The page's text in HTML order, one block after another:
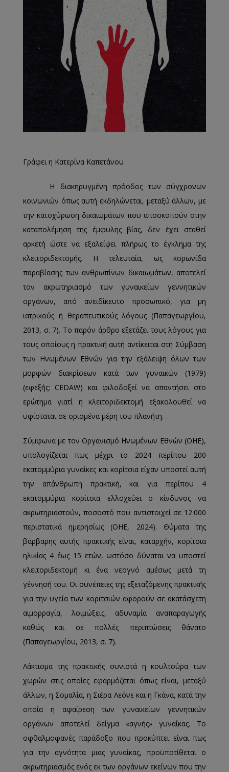
Γράφει η Κατερίνα Καπετάνου
Η διακηρυγμένη πρόοδος των σύγχρονων
κοινωνιών όπως αυτή εκδηλώνεται, μεταξύ άλλων, με
την κατοχύρωση δικαιωμάτων που αποσκοπούν στην
καταπολέμηση της έμφυλης βίας, δεν έχει σταθεί
αρκετή ώστε να εξαλείψει πλήρως το έγκλημα της
κλειτοριδεκτομής. Η τελευταία, ως κορωνίδα
παραβίασης των ανθρωπίνων δικαιωμάτων, αποτελεί
τον ακρωτηριασμό των γυναικείων γεννητικών
οργάνων, από ανειδίκευτο προσωπικό, για μη
ιατρικούς ή θεραπευτικούς λόγους (Παπαγεωργίου,
2013, σ. 7). Το παρόν άρθρο εξετάζει τους λόγους για
τους οποίους η πρακτική αυτή αντίκειται στη Σύμβαση
των Ηνωμένων Εθνών για την εξάλειψη όλων των
μορφών διακρίσεων κατά των γυναικών (1979)
(εφεξής: CEDAW) και φιλοδοξεί να απαντήσει στο
ερώτημα γιατί η κλειτοριδεκτομή εξακολουθεί να
υφίσταται σε ορισμένα μέρη του πλανήτη.
Σύμφωνα με τον Οργανισμό Ηνωμένων Εθνών (ΟΗΕ),
υπολογίζεται πως μέχρι το 2024 περίπου 200
εκατομμύρια γυναίκες και κορίτσια είχαν υποστεί αυτή
την απάνθρωπη πρακτική, και για περίπου 4
εκατομμύρια κορίτσια ελλοχεύει ο κίνδυνος να
ακρωτηριαστούν, ποσοστό που αντιστοιχεί σε 12.000
περιστατικά ημερησίως (ΟΗΕ, 2024). Θύματα της
βάρβαρης αυτής πρακτικής είναι, καταρχήν, κορίτσια
ηλικίας 4 έως 15 ετών, ωστόσο δύναται να υποστεί
κλειτοριδεκτομή κι ένα νεογνό αμέσως μετά τη
γέννησή του. Οι συνέπειες της εξεταζόμενης πρακτικής
για την υγεία των κοριτσιών αφορούν σε ακατάσχετη
αιμορραγία, λοιμώξεις, αδυναμία αναπαραγωγής
καθώς και σε πολλές περιπτώσεις θάνατο
(Παπαγεωργίου, 2013, σ. 7).
Λάκτισμα της πρακτικής συνιστά η κουλτούρα των
χωρών στις οποίες εφαρμόζεται όπως είναι, μεταξύ
άλλων, η Σομαλία, η Σιέρα Λεόνε και η Γκάνα, κατά την
οποία η αφαίρεση των γυναικείων γεννητικών
οργάνων αποτελεί δείγμα «αγνής» γυναίκας. Το
οφθαλμοφανές παράδοξο που προκύπτει είναι πως
για την αγνότητα μιας γυναίκας, προϋποτίθεται ο
ακρωτηριασμός ενός εκ των οργάνων εκείνων που την